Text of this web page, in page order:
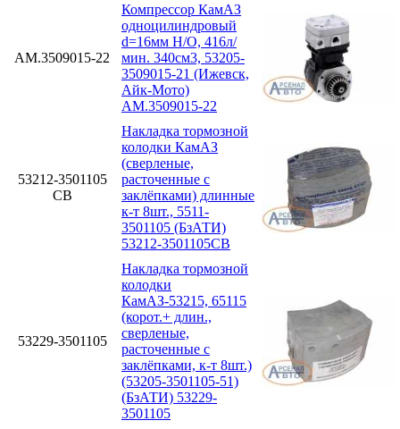
АМ.3509015-22
Компрессор КамАЗ
одноцилиндровый
d=16мм Н/О, 416л/
мин. 340см3, 53205-
3509015-21 (Ижевск,
Айк-Мото)
АМ.3509015-22
53212-3501105
СВ
Накладка тормозной
колодки КамАЗ
(сверленые,
расточенные с
заклёпками) длинные
к-т 8шт., 5511-
3501105 (БзАТИ)
53212-3501105СВ
53229-3501105
Накладка тормозной
колодки
КамАЗ-53215, 65115
(корот.+ длин.,
сверленые,
расточенные с
заклёпками, к-т 8шт.)
(53205-3501105-51)
(БзАТИ) 53229-
3501105